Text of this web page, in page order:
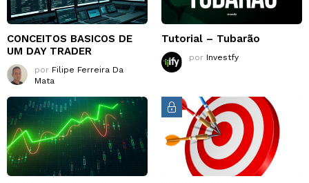
CONCEITOS BASICOS DE
UM DAY TRADER
por Filipe Ferreira Da
Mata
Tutorial – Tubarão
por Investfy